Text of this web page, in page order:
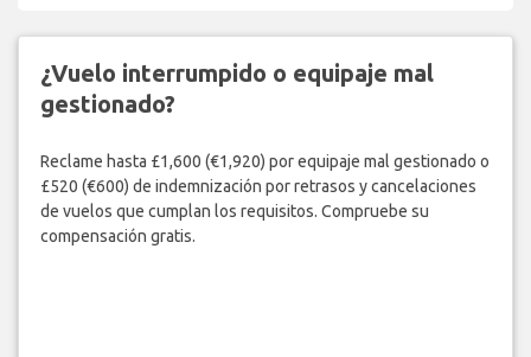
¿Vuelo interrumpido o equipaje mal
gestionado?
Reclame hasta £1,600 (€1,920) por equipaje mal gestionado o
£520 (€600) de indemnización por retrasos y cancelaciones
de vuelos que cumplan los requisitos. Compruebe su
compensación gratis.